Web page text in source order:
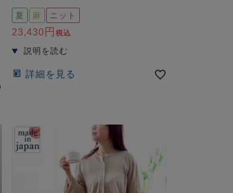
夏 麻 ニット
23,430 税込
詳細を見る